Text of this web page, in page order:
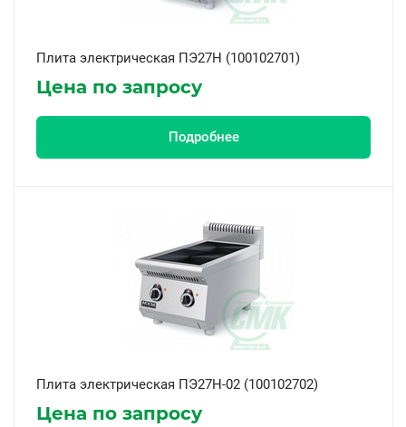
Плита электрическая ПЭ27Н (100102701)
Цена по запросу
Подробнее
Плита электрическая ПЭ27Н-02 (100102702)
Цена по запросу